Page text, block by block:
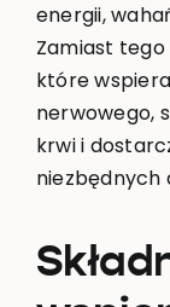
energii,
Zamiast
które
nerwowego,
krwi i
niezbędnych